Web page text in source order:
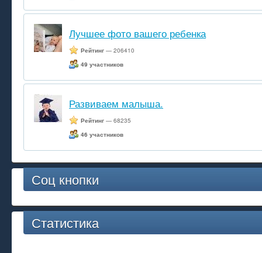
Лучшее фото вашего ребенка
Рейтинг — 206410
49 участников
Развиваем малыша.
Рейтинг — 68235
46 участников
Соц кнопки
Статистика